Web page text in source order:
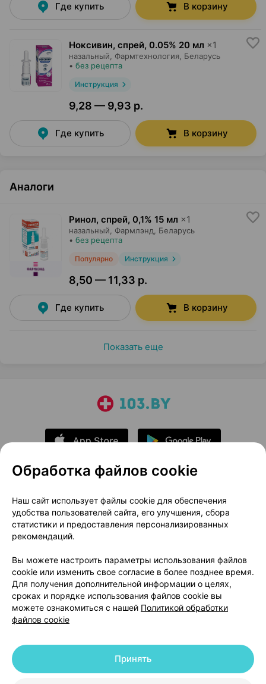
Где купить В корзину
Ноксивин, спрей, 0.05% 20 мл ×1
назальный, Фармтехнология, Беларусь
• без рецепта
Инструкция
9,28 — 9,93 р.
Где купить В корзину
Аналоги
Ринол, спрей, 0,1% 15 мл ×1
назальный, Фармлэнд, Беларусь
• без рецепта
Популярно Инструкция
8,50 — 11,33 р.
Где купить В корзину
Показать еще
О проекте
Новости проекта
Размещение рекламы
Медицинский маркетинг
Публичный договор
Доставка
Способы оплаты
Вакансии
Партнеры
Написать руководителю 103.by
Написать в поддержку
Персональные настройки Cookie
© 2026 ООО «Артокс Лаб», УНП 191700409 | 220012, Республика Беларусь,
Обработка файлов cookie
Наш сайт использует файлы cookie для обеспечения
удобства пользователей сайта, его улучшения, сбора
статистики и предоставления персонализированных
рекомендаций.
Вы можете настроить параметры использования файлов
cookie или изменить свое согласие в более позднее время.
Для получения дополнительной информации о целях,
сроках и порядке использования файлов cookie вы
можете ознакомиться с нашей Политикой обработки
файлов cookie
Принять